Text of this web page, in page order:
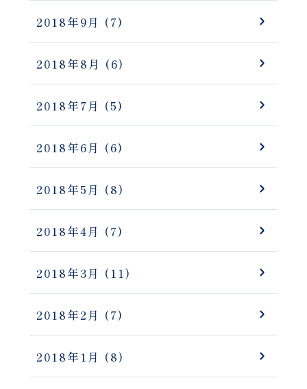
2018年9月 (7)
2018年8月 (6)
2018年7月 (5)
2018年6月 (6)
2018年5月 (8)
2018年4月 (7)
2018年3月 (11)
2018年2月 (7)
2018年1月 (8)